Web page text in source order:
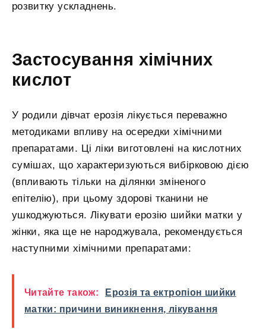
розвитку ускладнень.
Застосування хімічних
кислот
У родили дівчат ерозія лікується переважно
методиками впливу на осередки хімічними
препаратами. Ці ліки виготовлені на кислотних
сумішах, що характеризуються вибірковою дією
(впливають тільки на ділянки зміненого
епітелію), при цьому здорові тканини не
ушкоджуються. Лікувати ерозію шийки матки у
жінки, яка ще не народжувала, рекомендується
наступними хімічними препаратами:
Читайте також:
Ерозія та ектропіон шийки
матки: причини виникнення, лікування